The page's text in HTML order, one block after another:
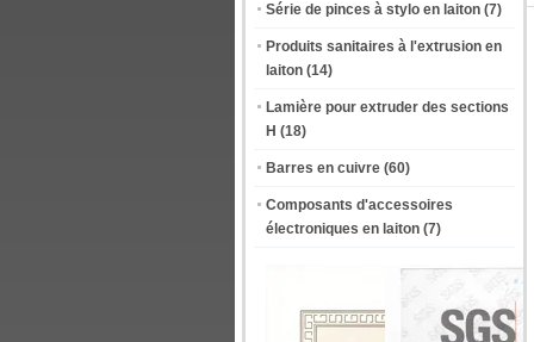
Série de pinces à stylo en laiton (7)
Produits sanitaires à l'extrusion en
laiton (14)
Lamière pour extruder des sections
H (18)
Barres en cuivre (60)
Composants d'accessoires
électroniques en laiton (7)